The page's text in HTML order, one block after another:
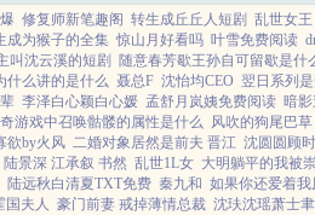
修复师新笔趣阁 转生成丘丘人短剧 乱世女王
成为猴子的全集 惊山月好看吗 叶雪免费阅读
叫沈云溪的短剧 随意春芳歇王孙自可留歇是什
什么讲的是什么 聂总F 沈怡均CEO 翌日系列
李泽白心颖白心媛 孟舒月岚姨免费阅读 暗
游戏中召唤骷髅的属性是什么 风吹的狗尾巴草
欲by火风 二婚对象居然是前夫 晋江 沈圆圆顾
陆景深 江承叙 书然 乱世1L女 大明躺平的我被
陆远秋白清夏TXT免费 秦九和 如果你还爱着我
国夫人 豪门前妻 戒掉薄情总裁 沈玞沈瑶萧士